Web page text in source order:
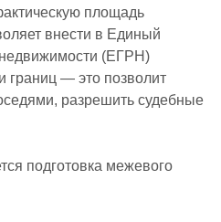
площадь
внести в Единый
недвижимости (ЕГРН)
границ — это позволит
разрешить судебные
подготовка межевого